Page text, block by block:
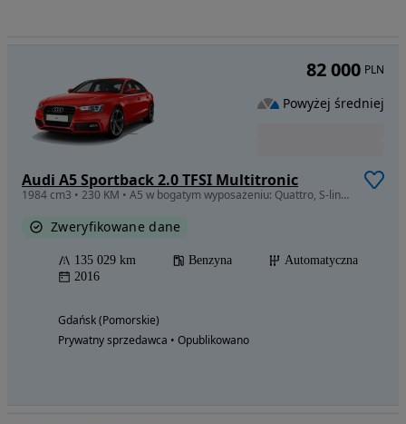
Audi A5 Sportback 2.0 TFSI Multitronic
1984 cm3 • 230 KM • A5 w bogatym wyposażeniu: Quattro, S-line, Audi Exclusive, Valcona.
Zweryfikowane dane
135 029 km Benzyna
Automatyczna
2016
Gdańsk (Pomorskie)
Prywatny sprzedawca • Opublikowano
82 000 PLN
Powyżej średniej